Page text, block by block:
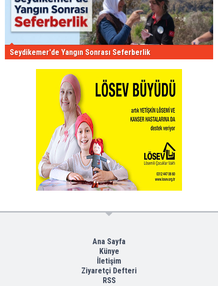
Seydikemer'de Yangın Sonrası Seferberlik
Ana Sayfa
Künye
İletişim
Ziyaretçi Defteri
RSS